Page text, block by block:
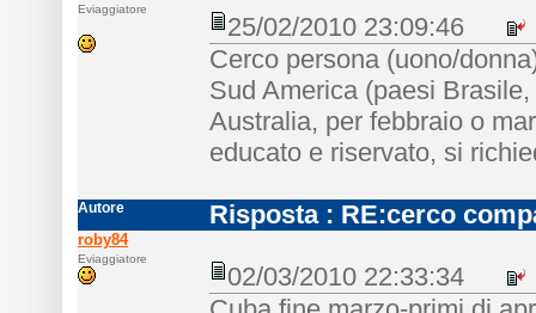
Eviaggiatore
25/02/2010 23:09:46
Cerco persona (uono/
Sud America (paesi
Australia, per febbraio o
educato e riservato, si
Autore Risposta : RE:cerco
roby84
Eviaggiatore
02/03/2010 22:33:34